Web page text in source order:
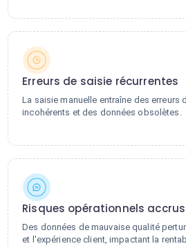
Erreurs de saisie récurrentes
La saisie manuelle entraîne des erreurs
incohérents et des données obsolètes.
Risques opérationnels accrus
Des données de mauvaise qualité
et l'expérience client, impactant la